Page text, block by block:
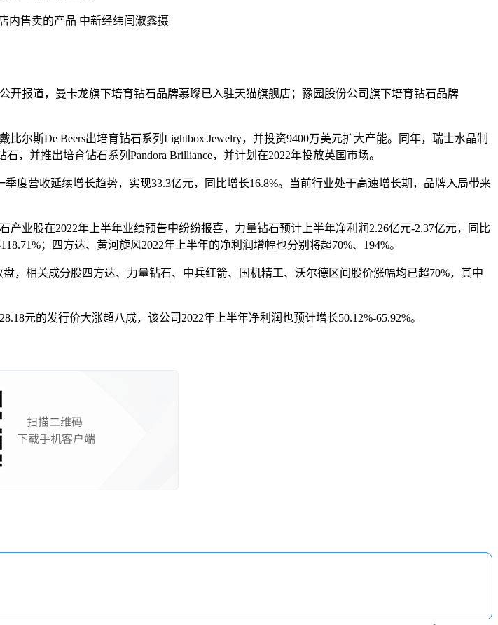
报道，曼卡龙旗下培育钻石品牌慕璨已入驻天猫旗舰店；豫园股份公司旗下培育钻石品牌
斯De Beers出培育钻石系列Lightbox Jewelry，并投资9400万美元扩大产能。同年，瑞士水晶制
，并推出培育钻石系列Pandora Brilliance，并计划在2022年投放英国市场。
营收延续增长趋势，实现33.3亿元，同比增长16.8%。当前行业处于高速增长期，品牌入局带来
股在2022年上半年业绩预告中纷纷报喜，力量钻石预计上半年净利润2.26亿元-2.37亿元，同比
；四方达、黄河旋风2022年上半年的净利润增幅也分别将超70%、194%。
相关成分股四方达、力量钻石、中兵红箭、国机精工、沃尔德区间股价涨幅均已超70%，其中
元的发行价大涨超八成，该公司2022年上半年净利润也预计增长50.12%-65.92%。